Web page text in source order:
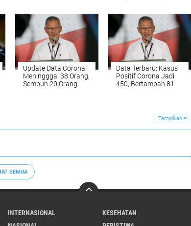
Update Data Corona:
Meningggal 38 Orang,
Sembuh 20 Orang
Data Terbaru: Kasus
Positif Corona Jadi
450, Bertambah 81
Tampilkan
SEMUA
INTERNASIONAL
KESEHATAN